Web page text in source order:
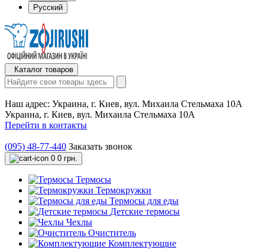
Русский
Каталог товаров
Наш адрес: Украина, г. Киев, вул. Михаила Стельмаха 10А
Украина, г. Киев, вул. Михаила Стельмаха 10А
Перейти в контакты
(095) 48-77-440 Заказать звонок
0 0 грн.
Термосы
Термокружки
Термосы для еды
Детские термосы
Чехлы
Очиститель
Комплектующие